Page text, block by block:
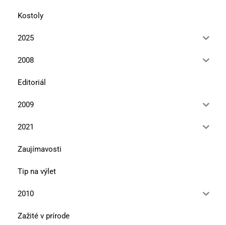
Kostoly
2025
2008
Editoriál
2009
2021
Zaujímavosti
Tip na výlet
2010
Zažité v prírode